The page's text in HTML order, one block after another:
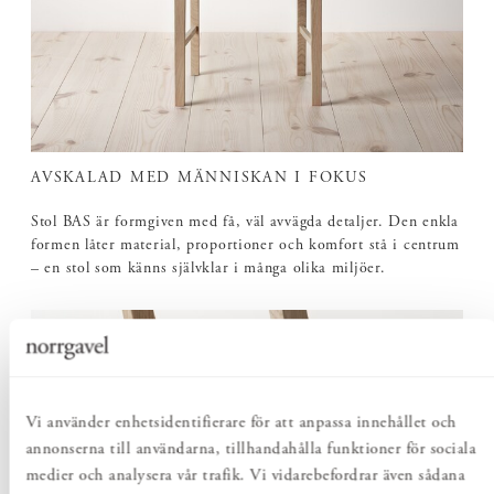
Vi använder enhetsidentifierare för att anpassa innehållet och
annonserna till användarna, tillhandahålla funktioner för sociala
medier och analysera vår trafik. Vi vidarebefordrar även sådana
AVSKALAD MED MÄNNISKAN I FOKUS
Stol BAS är formgiven med få, väl avvägda detaljer. Den enkla
formen låter material, proportioner och komfort stå i centrum
– en stol som känns självklar i många olika miljöer.